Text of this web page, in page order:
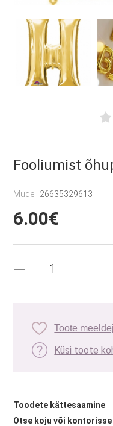
Fooliumist
Mudel: 26635329613
6.00€
Toote
Küsi toote
Toodete kättesaamine:
Otse koju või kontorisse